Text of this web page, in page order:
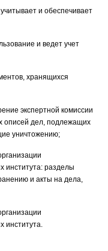
и обеспечивает
и ведет учет
хранящихся
экспертной комиссии
описей дел, подлежащих
уничтожению;
института: разделы
и акты на дела,
института.